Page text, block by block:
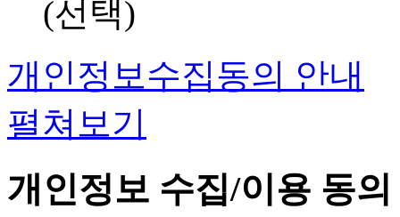
(선택)
개인정보수집동의 안내
펼쳐보기
개인정보 수집/이용 동